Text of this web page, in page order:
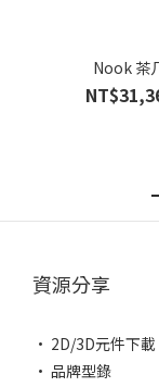
Nook 茶
資源分享
• 2D/3D元件下載
• 品牌型錄